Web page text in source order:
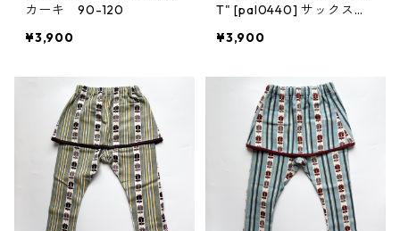
カーキ 90-120
¥3,900
T" [pal0440] サックス
¥3,900